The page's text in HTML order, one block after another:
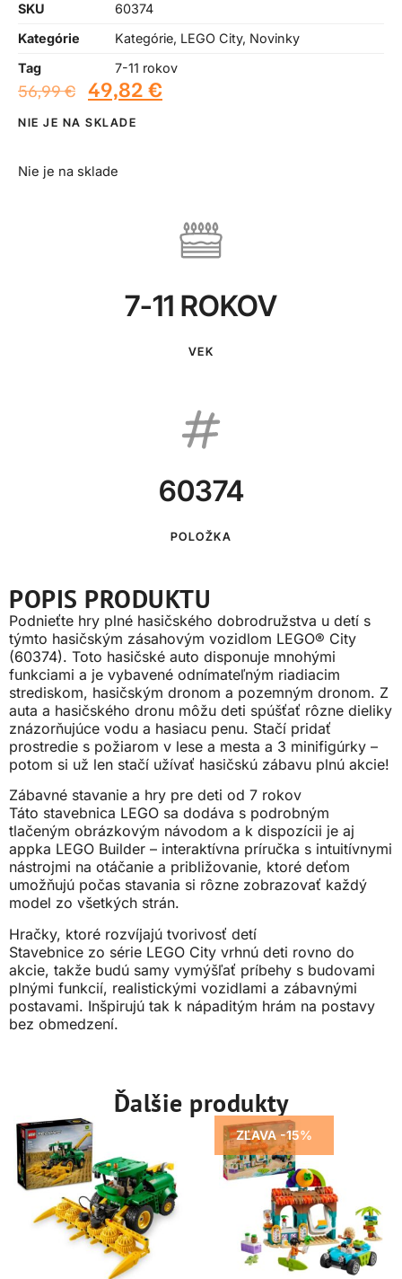
SKU
60374
Kategórie
Kategórie, LEGO City, Novinky
Tag
7-11 rokov
56,99€ 49,82 €
NIE JE NA SKLADE
Nie je na sklade
7-11 ROKOV
VEK
60374
POLOŽKA
POPIS PRODUKTU
Podnieťte hry plné hasičského dobrodružstva u detí s
týmto hasičským zásahovým vozidlom LEGO® City
(60374). Toto hasičské auto disponuje mnohými
funkciami a je vybavené odnímateľným riadiacim
strediskom, hasičským dronom a pozemným dronom. Z
auta a hasičského dronu môžu deti spúšťať rôzne dieliky
znázorňujúce vodu a hasiacu penu. Stačí pridať
prostredie s požiarom v lese a mesta a 3 minifigúrky –
potom si už len stačí užívať hasičskú zábavu plnú akcie!
Zábavné stavanie a hry pre deti od 7 rokov
Táto stavebnica LEGO sa dodáva s podrobným
tlačeným obrázkovým návodom a k dispozícii je aj
appka LEGO Builder – interaktívna príručka s intuitívnymi
nástrojmi na otáčanie a približovanie, ktoré deťom
umožňujú počas stavania si rôzne zobrazovať každý
model zo všetkých strán.
Hračky, ktoré rozvíjajú tvorivosť detí
Stavebnice zo série LEGO City vrhnú deti rovno do
akcie, takže budú samy vymýšľať príbehy s budovami
plnými funkcií, realistickými vozidlami a zábavnými
postavami. Inšpirujú tak k nápaditým hrám na postavy
bez obmedzení.
Ďalšie produkty
ZĽAVA -15%